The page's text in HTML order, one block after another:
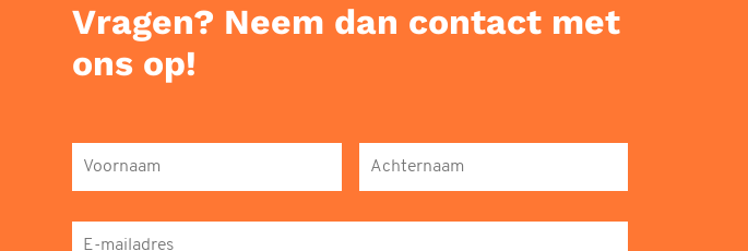
Vragen? Neem dan contact met
ons op!
E-
mailadres *